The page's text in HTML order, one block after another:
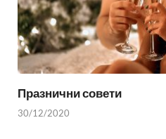
Празнични совети
30/12/2020